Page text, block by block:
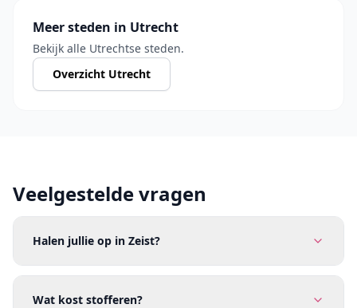
Meer steden in Utrecht
Bekijk alle Utrechtse steden.
Overzicht Utrecht
Veelgestelde vragen
Halen jullie op in Zeist?
Wat kost stofferen?